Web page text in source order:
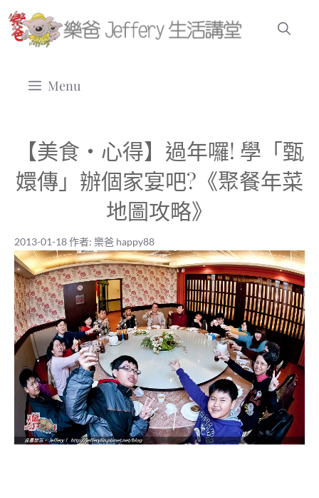
跳
至
Menu
【美食‧心得】過年囉! 學「甄
嬛傳」辦個家宴吧?《聚餐年菜
地圖攻略》
2013-01-18 | 樂爸 happy88
2013-01-18作者: 樂爸 happy88